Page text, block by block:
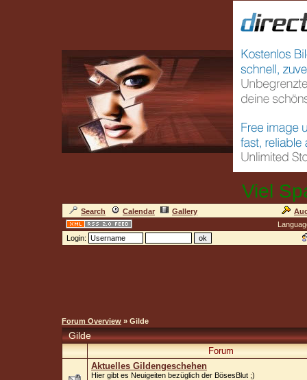
Viel
Search Calendar Gallery
Login:
Forum Overview » Gilde
Gilde
Forum
Aktuelles Gildengeschehen
Hier gibt es Neuigeiten bezüglich der BösesBlut ;)